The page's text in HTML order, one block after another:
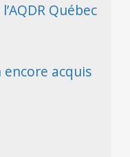
Québec
acquis